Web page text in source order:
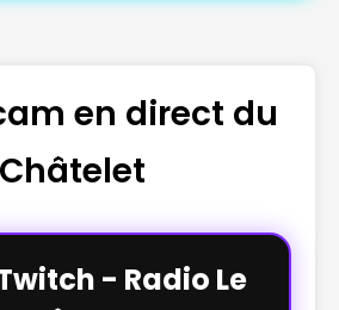
en direct du
Châtelet
- Radio Le